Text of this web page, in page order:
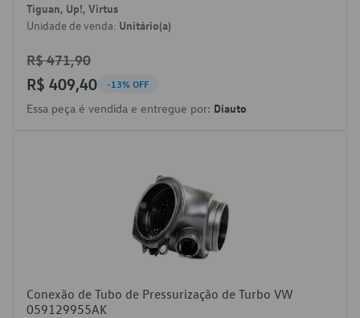
Tiguan, Up!, Virtus
Unidade de venda: Unitário(a)
R$ 471,90
R$ 409,40 -13% OFF
Essa peça é vendida e entregue por: Diauto
Conexão de Tubo de Pressurização de Turbo VW
059129955AK